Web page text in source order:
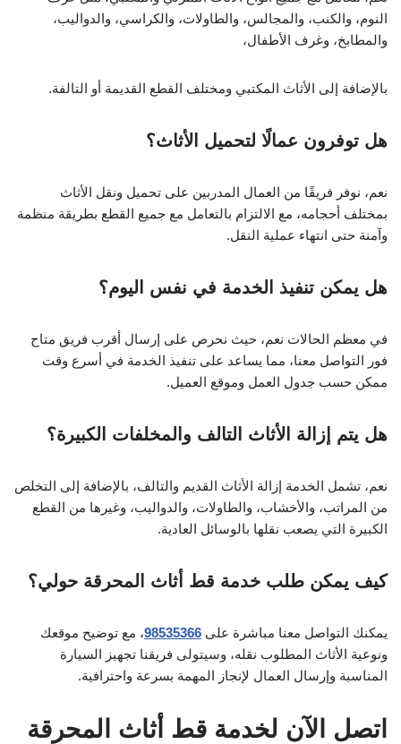
النوم، والكنب، والمجالس، والطاولات، والكراسي، والدواليب،
والمطابخ، وغرف الأطفال،
بالإضافة إلى الأثاث المكتبي ومختلف القطع القديمة أو التالفة.
هل توفرون عمالًا لتحميل الأثاث؟
نعم، نوفر فريقًا من العمال المدربين على تحميل ونقل الأثاث
بمختلف أحجامه، مع الالتزام بالتعامل مع جميع القطع بطريقة منظمة
وآمنة حتى انتهاء عملية النقل.
هل يمكن تنفيذ الخدمة في نفس اليوم؟
في معظم الحالات نعم، حيث نحرص على إرسال أقرب فريق متاح
فور التواصل معنا، مما يساعد على تنفيذ الخدمة في أسرع وقت
ممكن حسب جدول العمل وموقع العميل.
هل يتم إزالة الأثاث التالف والمخلفات الكبيرة؟
نعم، تشمل الخدمة إزالة الأثاث القديم والتالف، بالإضافة إلى التخلص
من المراتب، والأخشاب، والطاولات، والدواليب، وغيرها من القطع
الكبيرة التي يصعب نقلها بالوسائل العادية.
كيف يمكن طلب خدمة قط أثاث المحرقة حولي؟
يمكنك التواصل معنا مباشرة على 98535366، مع توضيح موقعك
ونوعية الأثاث المطلوب نقله، وسيتولى فريقنا تجهيز السيارة
المناسبة وإرسال العمال لإنجاز المهمة بسرعة واحترافية.
اتصل الآن لخدمة قط أثاث المحرقة